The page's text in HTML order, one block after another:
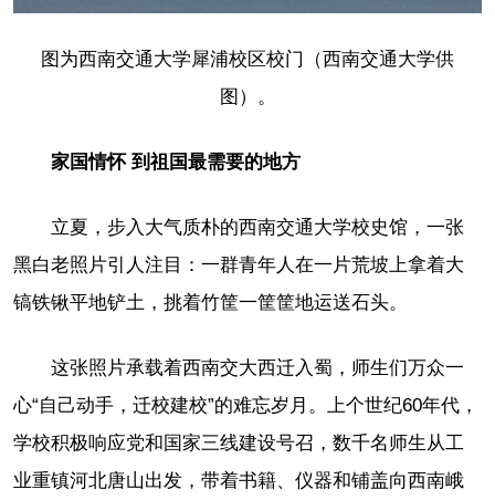
图为西南交通大学犀浦校区校门（西南交通大学供
图）。
家国情怀 到祖国最需要的地方
立夏，步入大气质朴的西南交通大学校史馆，一张
黑白老照片引人注目：一群青年人在一片荒坡上拿着大
镐铁锹平地铲土，挑着竹筐一筐筐地运送石头。
这张照片承载着西南交大西迁入蜀，师生们万众一
心“自己动手，迁校建校”的难忘岁月。上个世纪60年代，
学校积极响应党和国家三线建设号召，数千名师生从工
业重镇河北唐山出发，带着书籍、仪器和铺盖向西南峨